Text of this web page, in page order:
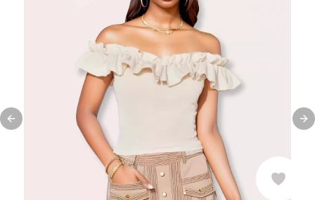
Previous slide